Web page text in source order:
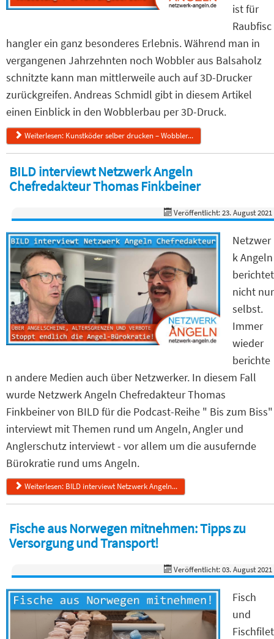
ist für
Raubfisc
hangler ein ganz besonderes Erlebnis. Während man in
vergangenen Jahrzehnten noch Wobbler aus Balsaholz
schnitzte kann man mittlerweile auch auf 3D-Drucker
zurückgreifen. Andreas Schmidl gibt in diesem Artikel
einen Einblick in den Wobblerbau per 3D-Druck.
Weiterlesen: Kunstköder selber drucken – Wobbler...
BILD interviewt Netzwerk Angeln
Chefredakteur Thomas Finkbeiner
Veröffentlicht: 23. August 2021
Netzwer
k Angeln
berichtet
nicht nur
selbst.
Immer
wieder
berichte
n andere Medien auch über Netzwerker. In diesem Fall
wurde Netzwerk Angeln Chefredakteur Thomas
Finkbeiner von BILD für die Podcast-Reihe " Bis zum Biss"
interviewt mit Themen rund um Angeln, Angler und
Anglerschutz interviewt - vor allem um die ausufernde
Bürokratie rund ums Angeln.
Weiterlesen: BILD interviewt Netzwerk Angeln...
Fische aus Norwegen mitnehmen: Tipps zu
Versorgung und Transport!
Veröffentlicht: 03. August 2021
Fisch
und
Fischfilet